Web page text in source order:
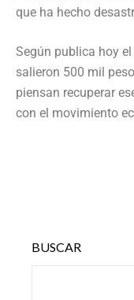
que ha hecho
Según publica hoy
salieron 500 mil
piensan recuperar
con el movimiento
BUSCAR